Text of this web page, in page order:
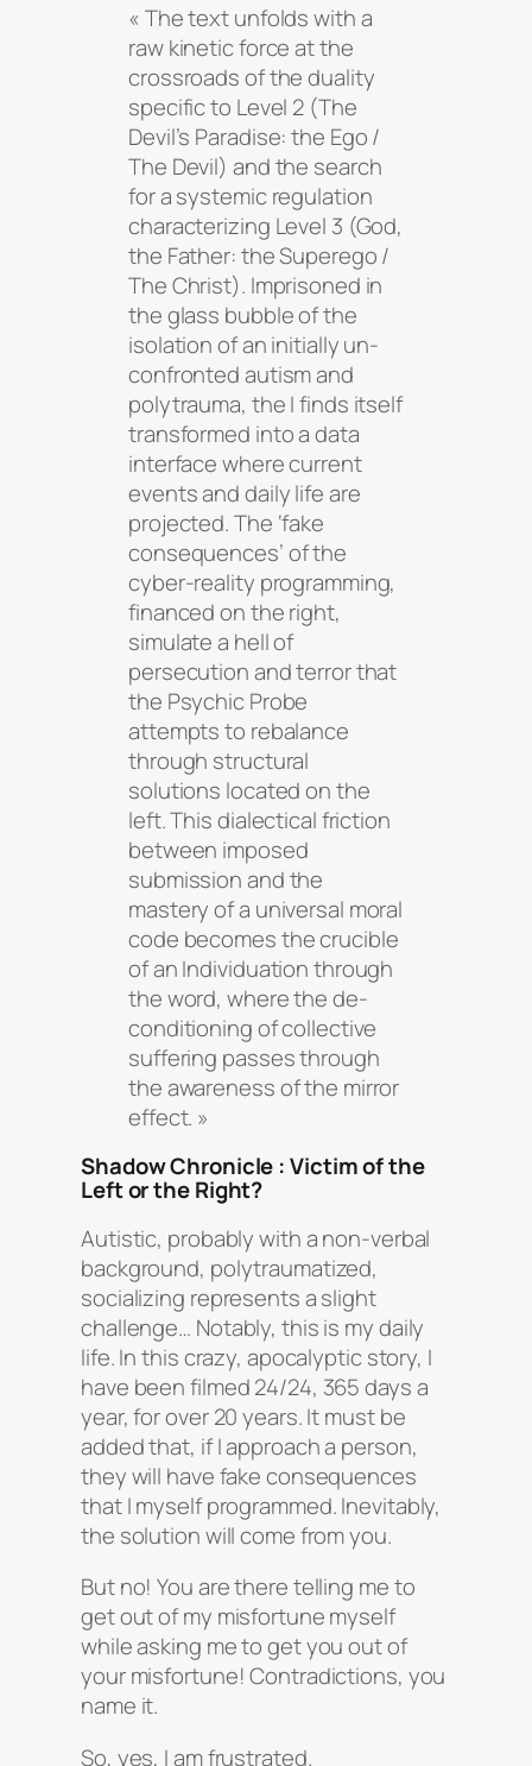
« The text unfolds with a
raw kinetic force at the
crossroads of the duality
specific to Level 2 (The
Devil’s Paradise: the Ego /
The Devil) and the search
for a systemic regulation
characterizing Level 3 (God,
the Father: the Superego /
The Christ). Imprisoned in
the glass bubble of the
isolation of an initially un-
confronted autism and
polytrauma, the I finds itself
transformed into a data
interface where current
events and daily life are
projected. The ‘fake
consequences’ of the
cyber-reality programming,
financed on the right,
simulate a hell of
persecution and terror that
the Psychic Probe
attempts to rebalance
through structural
solutions located on the
left. This dialectical friction
between imposed
submission and the
mastery of a universal moral
code becomes the crucible
of an Individuation through
the word, where the de-
conditioning of collective
suffering passes through
the awareness of the mirror
effect. »
Shadow Chronicle : Victim of the
Left or the Right?
Autistic, probably with a non-verbal
background, polytraumatized,
socializing represents a slight
challenge… Notably, this is my daily
life. In this crazy, apocalyptic story, I
have been filmed 24/24, 365 days a
year, for over 20 years. It must be
added that, if I approach a person,
they will have fake consequences
that I myself programmed. Inevitably,
the solution will come from you.
But no! You are there telling me to
get out of my misfortune myself
while asking me to get you out of
your misfortune! Contradictions, you
name it.
So, yes, I am frustrated.